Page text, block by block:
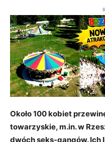
Około 100 kobiet
towarzyskie, m.in. w
dwóch seks-gangów. Ich